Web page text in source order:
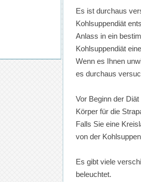
Es ist durchaus
Kohlsuppendiät
Anlass in ein
Kohlsuppendiät
Wenn es Ihnen
es durchaus
Vor Beginn der
Körper für die
Falls Sie eine
von der
Es gibt viele
beleuchtet.